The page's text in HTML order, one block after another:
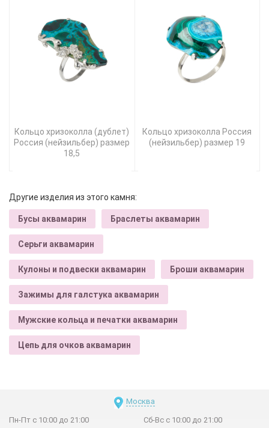
Кольцо хризоколла (дублет)
Россия (нейзильбер) размер
18,5
Кольцо хризоколла Россия
(нейзильбер) размер 19
Другие изделия из этого камня:
Бусы аквамарин Браслеты аквамарин
Серьги аквамарин
Кулоны и подвески аквамарин Броши аквамарин
Зажимы для галстука аквамарин
Мужские кольца и печатки аквамарин
Цепь для очков аквамарин
Москва
Пн-Пт с 10:00 до 21:00 Сб-Вс с 10:00 до 21:00